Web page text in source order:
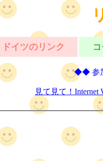
ドイツのリンク
◆◆ 参
見て見て！